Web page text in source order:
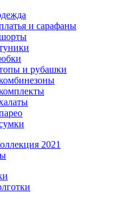
и сарафаны
и рубашки